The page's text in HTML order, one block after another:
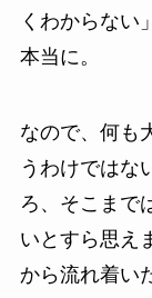
くわからない
本当に。
なので、何も
うわけではな
ろ、そこまで
いとすら思え
から流れ着い